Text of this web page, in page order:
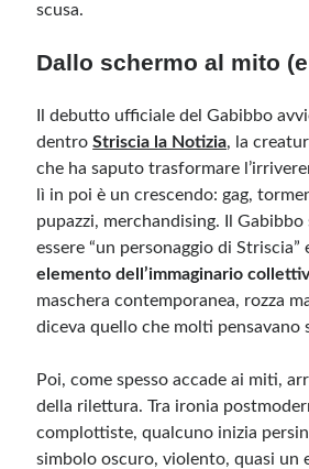
scusa.
Dallo schermo al mito
Il debutto ufficiale del Gabibbo
dentroStriscia la Notizia, la
che ha saputo trasformare
lì in poi è un crescendo: gag,
pupazzi, merchandising. Il
essere “un personaggio di
elemento dell’immaginario
maschera contemporanea, rozza
diceva quello che molti pensavano
Poi, come spesso accade ai miti,
della rilettura. Tra ironia
complottiste, qualcuno inizia
simbolo oscuro, violento, quasi un